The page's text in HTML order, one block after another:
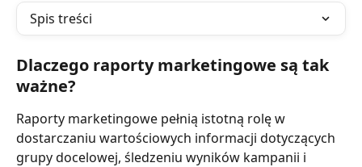
Spis treści
Dlaczego raporty marketingowe są tak
ważne?
Raporty marketingowe pełnią istotną rolę w
dostarczaniu wartościowych informacji dotyczących
grupy docelowej, śledzeniu wyników kampanii i